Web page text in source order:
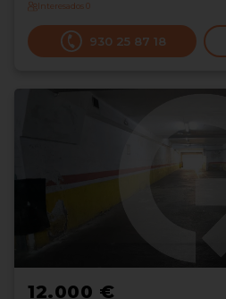
Interesados0
930 25 87 18
12.000 €